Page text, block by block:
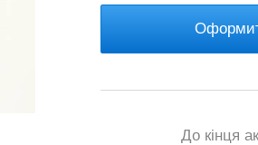
До кінця